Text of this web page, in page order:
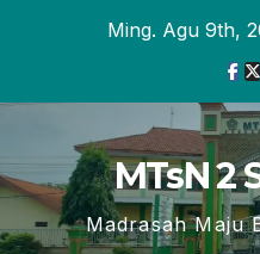
Ming. Agu 9th,
MTsN 2
Madrasah Maju